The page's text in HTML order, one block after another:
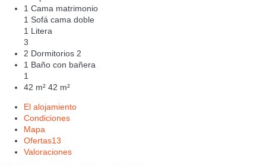
1 Cama matrimonio
1 Sofá cama doble
1 Litera
3
2 Dormitorios 2
1 Baño con bañera
1
42 m² 42 m²
El alojamiento
Condiciones
Mapa
Ofertas13
Valoraciones